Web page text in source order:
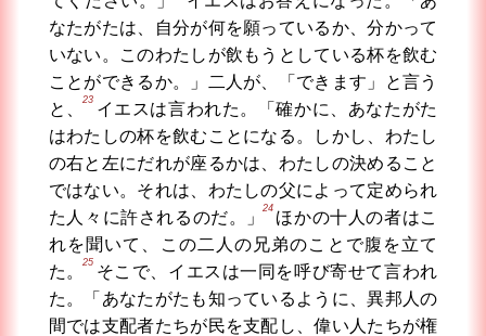
なたがたは、自分が何を願っているか、分かって
いない。このわたしが飲もうとしている杯を飲む
ことができるか。」二人が、「できます」と言う
と、
23
イエスは言われた。「確かに、あなたがた
はわたしの杯を飲むことになる。しかし、わたし
の右と左にだれが座るかは、わたしの決めること
ではない。それは、わたしの父によって定められ
た人々に許されるのだ。」
24
ほかの十人の者はこ
れを聞いて、この二人の兄弟のことで腹を立て
た。
25
そこで、イエスは一同を呼び寄せて言われ
た。「あなたがたも知っているように、異邦人の
間では支配者たちが民を支配し、偉い人たちが権